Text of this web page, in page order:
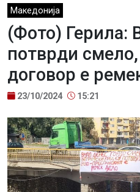
Македонија
(Фото) Герила:
потврди
договор е
23/10/2024 15:21